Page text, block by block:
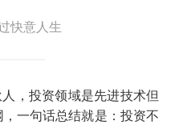
快意人生
，投资领域是先进技术但
一句话总结就是：投资不